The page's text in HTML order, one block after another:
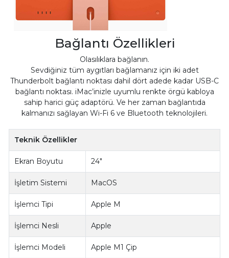
Bağlantı Özellikleri
Olasılıklara bağlanın.
Sevdiğiniz tüm aygıtları bağlamanız için iki adet
Thunderbolt bağlantı noktası dahil dört adede kadar USB-C
bağlantı noktası. iMac’inizle uyumlu renkte örgü kabloya
sahip harici güç adaptörü. Ve her zaman bağlantıda
kalmanızı sağlayan Wi-Fi 6 ve Bluetooth teknolojileri.
Teknik Özellikler
Ekran Boyutu 24"
İşletim Sistemi MacOS
İşlemci Tipi Apple M
İşlemci Nesli Apple
İşlemci Modeli Apple M1 Çip